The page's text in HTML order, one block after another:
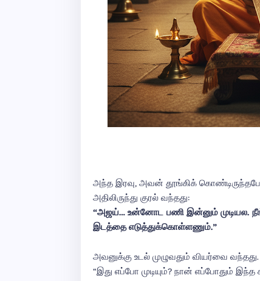
அந்த இரவு, அவன் தூங்கிக்
அதிலிருந்து குரல் வந்தது:
“அஜய்… உன்னோட பணி இன்னும் முடியல.
இடத்தை எடுத்துக்கொள்ளணும்.”
அவனுக்கு உடல் முழுவதும் வியர்வை வந்தது.
“இது எப்போ முடியும்? நான் எப்போதும் இந்த